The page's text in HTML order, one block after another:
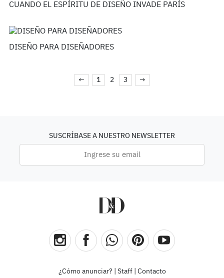
CUANDO EL ESPÍRITU DE DISEÑO INVADE PARÍS
DISEÑO PARA DISEÑADORES
← 1 2 3 →
SUSCRÍBASE A NUESTRO NEWSLETTER
¿Cómo anunciar? Staff| Contacto